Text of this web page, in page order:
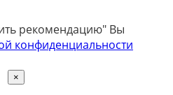
рекомендацию" Вы
конфиденциальности
×